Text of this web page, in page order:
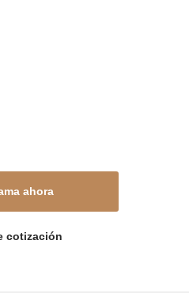
ahora
cotización